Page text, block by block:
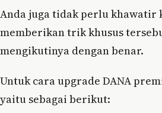
Anda juga tidak perlu khawatir
memberikan trik khusus
mengikutinya dengan benar.
Untuk cara upgrade DANA
yaitu sebagai berikut: